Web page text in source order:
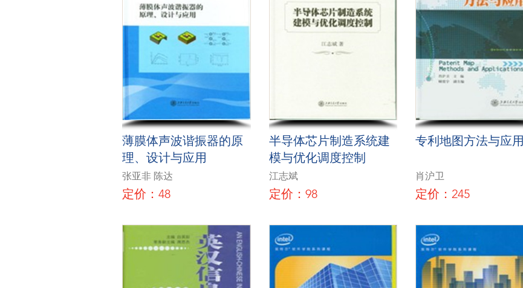
薄膜体声波谐振器的原
理、设计与应用
张亚非 陈达
定价：48
半导体芯片制造系统建
模与优化调度控制
江志斌
定价：98
专利地图方法与应用
肖沪卫
定价：245